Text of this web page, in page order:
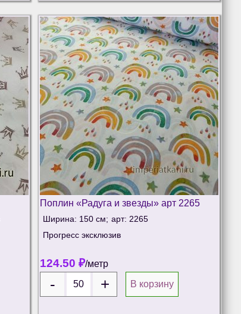
Поплин «Радуга и звезды» арт 2265
Ширина: 150 см; арт: 2265
Прогресс эксклюзив
124.50 ₽/метр
В корзину